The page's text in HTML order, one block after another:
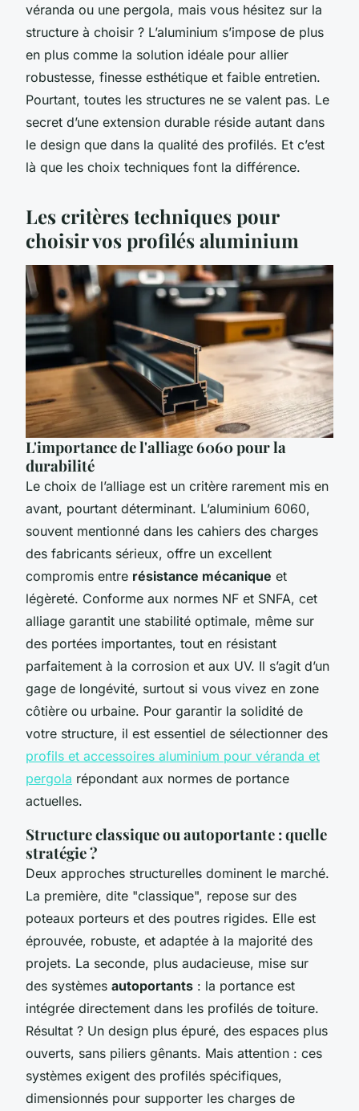
véranda ou une pergola, mais vous hésitez sur la
structure à choisir ? L’aluminium s’impose de plus
en plus comme la solution idéale pour allier
robustesse, finesse esthétique et faible entretien.
Pourtant, toutes les structures ne se valent pas. Le
secret d’une extension durable réside autant dans
le design que dans la qualité des profilés. Et c’est
là que les choix techniques font la différence.
Les critères techniques pour
choisir vos profilés aluminium
L'importance de l'alliage 6060 pour la
durabilité
Le choix de l’alliage est un critère rarement mis en
avant, pourtant déterminant. L’aluminium 6060,
souvent mentionné dans les cahiers des charges
des fabricants sérieux, offre un excellent
compromis entre résistance mécanique et
légèreté. Conforme aux normes NF et SNFA, cet
alliage garantit une stabilité optimale, même sur
des portées importantes, tout en résistant
parfaitement à la corrosion et aux UV. Il s’agit d’un
gage de longévité, surtout si vous vivez en zone
côtière ou urbaine. Pour garantir la solidité de
votre structure, il est essentiel de sélectionner des
profils et accessoires aluminium pour véranda et
pergola répondant aux normes de portance
actuelles.
Structure classique ou autoportante : quelle
stratégie ?
Deux approches structurelles dominent le marché.
La première, dite "classique", repose sur des
poteaux porteurs et des poutres rigides. Elle est
éprouvée, robuste, et adaptée à la majorité des
projets. La seconde, plus audacieuse, mise sur
des systèmes autoportants : la portance est
intégrée directement dans les profilés de toiture.
Résultat ? Un design plus épuré, des espaces plus
ouverts, sans piliers gênants. Mais attention : ces
systèmes exigent des profilés spécifiques,
dimensionnés pour supporter les charges de